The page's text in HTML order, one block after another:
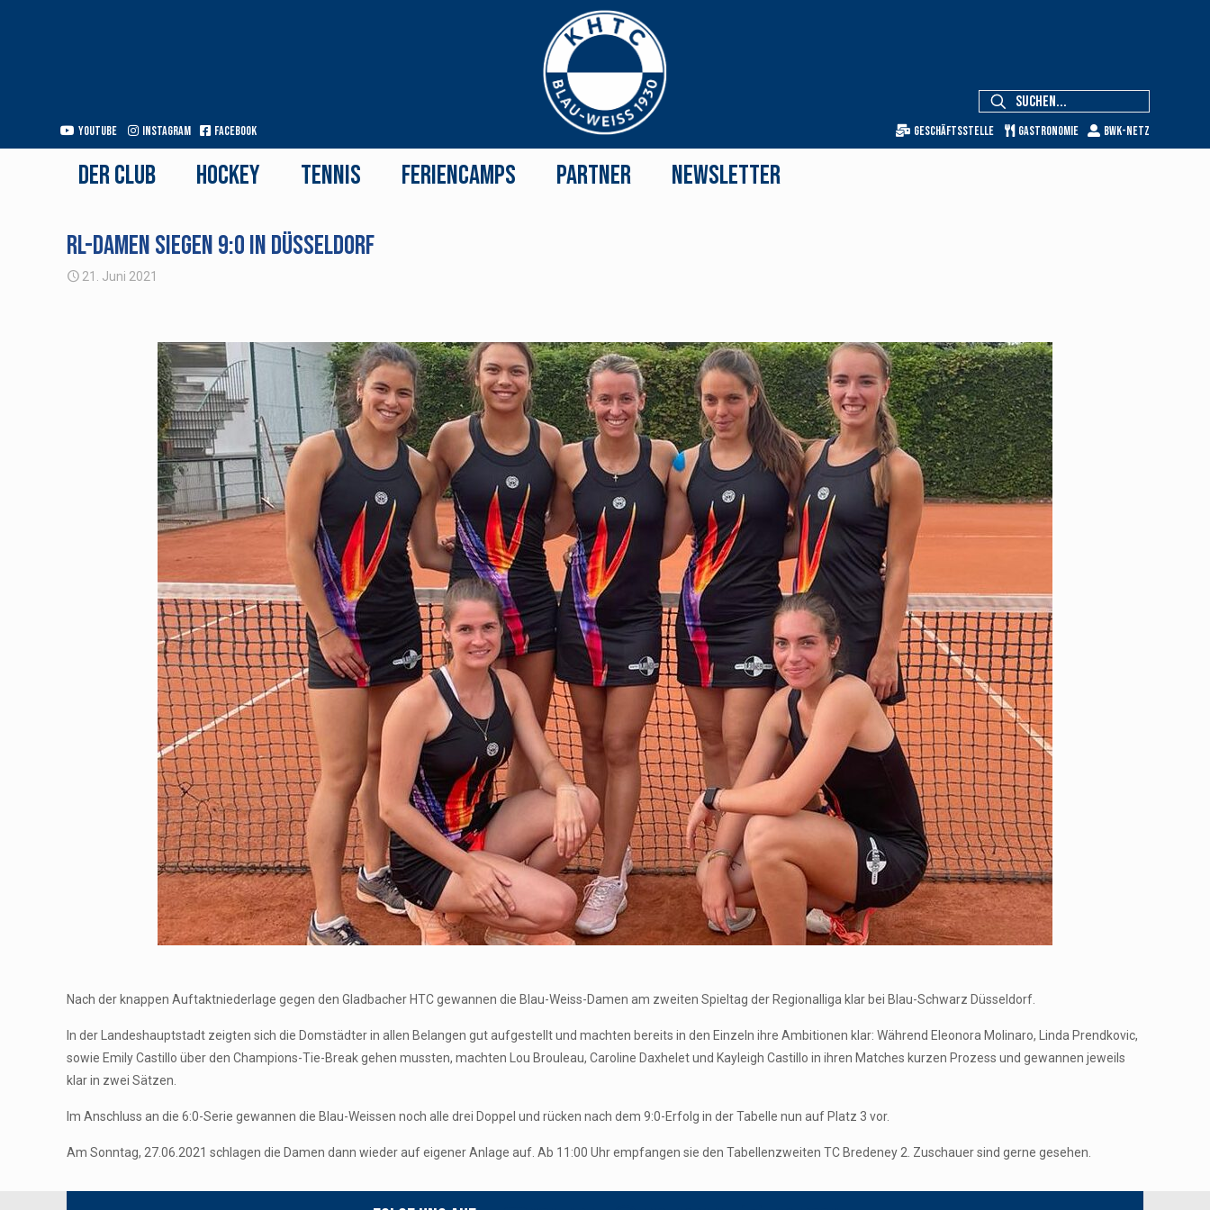
Youtube Instagram Facebook Geschäftsstelle Gastronomie BWK-Netz
Der Club Hockey Tennis Feriencamps Partner Newsletter
RL-Damen siegen 9:0 in Düsseldorf
21. Juni 2021
Nach der knappen Auftaktniederlage gegen den Gladbacher HTC gewannen die Blau-Weiss-Damen am zweiten Spieltag der Regionalliga klar bei Blau-Schwarz Düsseldorf.
In der Landeshauptstadt zeigten sich die Domstädter in allen Belangen gut aufgestellt und machten bereits in den Einzeln ihre Ambitionen klar: Während Eleonora Molinaro, Linda Prendkovic,
sowie Emily Castillo über den Champions-Tie-Break gehen mussten, machten Lou Brouleau, Caroline Daxhelet und Kayleigh Castillo in ihren Matches kurzen Prozess und gewannen jeweils
klar in zwei Sätzen.
Im Anschluss an die 6:0-Serie gewannen die Blau-Weissen noch alle drei Doppel und rücken nach dem 9:0-Erfolg in der Tabelle nun auf Platz 3 vor.
Am Sonntag, 27.06.2021 schlagen die Damen dann wieder auf eigener Anlage auf. Ab 11:00 Uhr empfangen sie den Tabellenzweiten TC Bredeney 2. Zuschauer sind gerne gesehen.